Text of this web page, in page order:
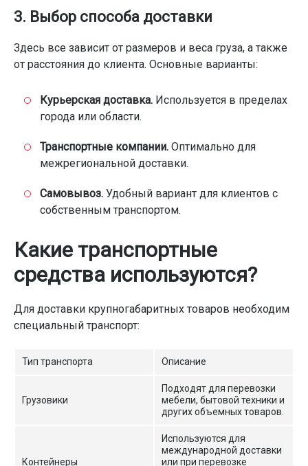
3. Выбор способа доставки
Здесь все зависит от размеров и веса груза, а также
от расстояния до клиента. Основные варианты:
Курьерская доставка. Используется в пределах
города или области.
Транспортные компании. Оптимально для
межрегиональной доставки.
Самовывоз. Удобный вариант для клиентов с
собственным транспортом.
Какие транспортные
средства используются?
Для доставки крупногабаритных товаров необходим
специальный транспорт:
Тип транспорта Описание
Грузовики
Подходят для перевозки
мебели, бытовой техники и
других объемных товаров.
Контейнеры
Используются для
международной доставки
или при перевозке